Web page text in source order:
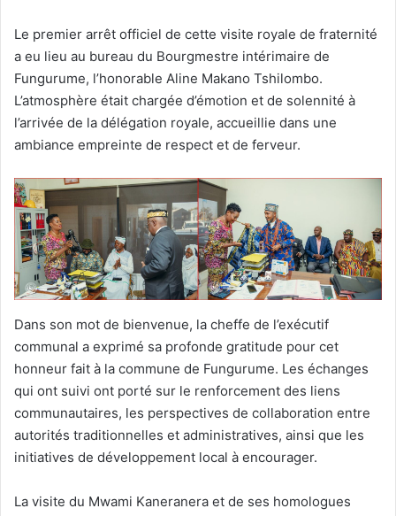
Le premier arrêt officiel de cette visite royale de fraternité
a eu lieu au bureau du Bourgmestre intérimaire de
Fungurume, l’honorable Aline Makano Tshilombo.
L’atmosphère était chargée d’émotion et de solennité à
l’arrivée de la délégation royale, accueillie dans une
ambiance empreinte de respect et de ferveur.
Dans son mot de bienvenue, la cheffe de l’exécutif
communal a exprimé sa profonde gratitude pour cet
honneur fait à la commune de Fungurume. Les échanges
qui ont suivi ont porté sur le renforcement des liens
communautaires, les perspectives de collaboration entre
autorités traditionnelles et administratives, ainsi que les
initiatives de développement local à encourager.
La visite du Mwami Kaneranera et de ses homologues